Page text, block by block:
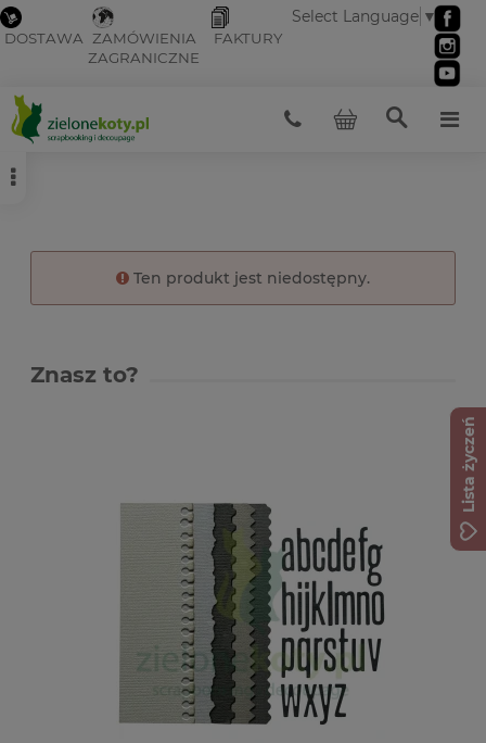
DOSTAWA ZAMÓWIENIA
ZAGRANICZNE
FAKTURY
Select Language ▼
Ten produkt jest niedostępny.
Znasz to?
Lista życzeń